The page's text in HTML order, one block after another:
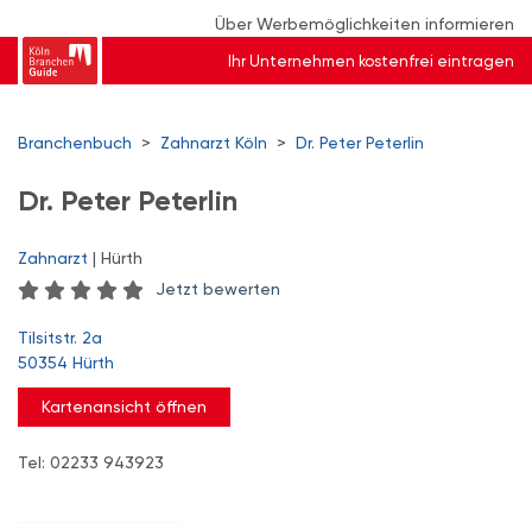
Über Werbemöglichkeiten informieren
Ihr Unternehmen kostenfrei eintragen
Branchenbuch > Zahnarzt Köln > Dr. Peter Peterlin
Dr. Peter Peterlin
Zahnarzt | Hürth
Jetzt bewerten
Tilsitstr. 2a
50354 Hürth
Kartenansicht öffnen
Tel: 02233 943923